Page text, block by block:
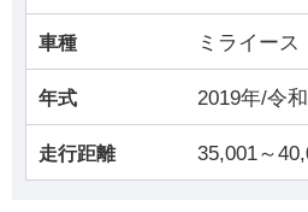
車種 ミライース
年式 2019年/令
走行距離 35,001～